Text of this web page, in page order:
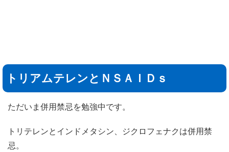
トリアムテレンとＮＳＡＩＤｓ
ただいま併用禁忌を勉強中です。
トリテレンとインドメタシン、ジクロフェナクは併用禁
忌。